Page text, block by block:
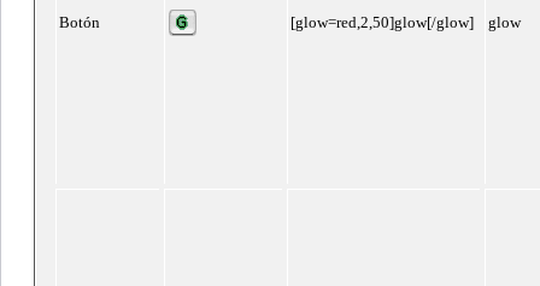
Botón [glow=red,2,50]glow[/glow] glow